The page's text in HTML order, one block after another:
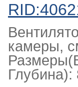
камеры,
Глубина):